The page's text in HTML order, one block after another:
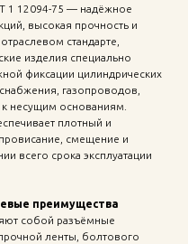
1 12094-75 — надёжное
высокая прочность и
стандарте,
изделия специально
фиксации цилиндрических
газопроводов,
несущим основаниям.
плотный и
смещение и
всего срока эксплуатации
преимущества
собой разъёмные
ленты, болтового